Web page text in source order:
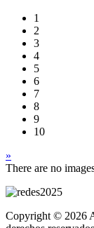
1
2
3
4
5
6
7
8
9
10
»
There are no
Copyright © 2026